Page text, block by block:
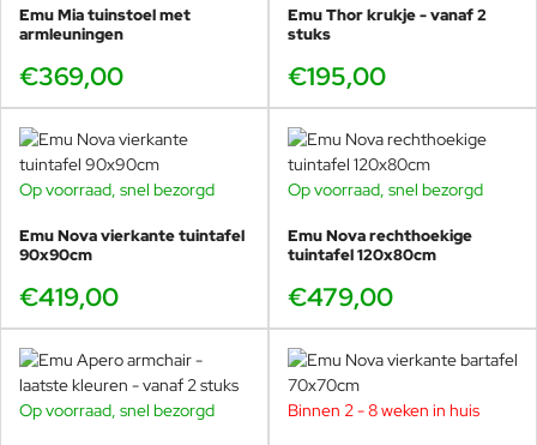
Ideaal in een hoek of langs een gevel.
Voor horeca & projecten
Meer couverts per m² met een nette uitstraling.
Sneller schakelen in opstelling (terrassen veranderen
vaak per seizoen).
Rustig totaalbeeld, zeker als je één kleur aanhoudt.
Waarom Emu Nova bij Veurst
bestellen?
Wereldwijd de grootste EMU dealer
Emu Mia tuinstoel met
armleuningen
€369,00
Emu Thor krukje - vanaf 2
stuks
€195,00
Op voorraad, snel bezorgd
Emu Nova vierkante tuintafel
90x90cm
€419,00
Op voorraad, snel bezorgd
Emu Nova rechthoekige
tuintafel 120x80cm
€479,00
-48%
Op voorraad, snel bezorgd Binnen 2 - 8 weken in huis